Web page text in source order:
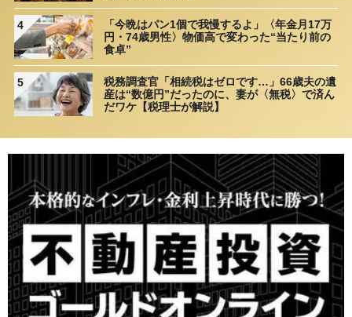
4
「今晩はパン1個で我慢するよ」〈年金月17万
円・74歳男性〉物価高で変わった“当たり前の
食卓”
5
税務調査官「相続税はゼロです…」66歳夫の遺
産は“数億円”だったのに、妻が〈無税〉で済ん
だワケ【税理士が解説】